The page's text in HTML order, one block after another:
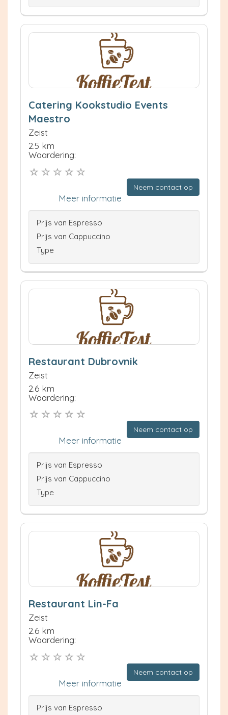
Catering Kookstudio Events
Maestro
Zeist
2.5 km
Waardering:
Neem contact op
Meer informatie
Prijs van Espresso
Prijs van Cappuccino
Type
Restaurant Dubrovnik
Zeist
2.6 km
Waardering:
Neem contact op
Meer informatie
Prijs van Espresso
Prijs van Cappuccino
Type
Restaurant Lin-Fa
Zeist
2.6 km
Waardering:
Neem contact op
Meer informatie
Prijs van Espresso